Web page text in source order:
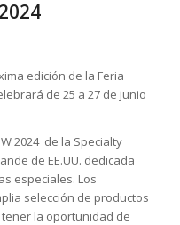
edición de la Feria
de 25 a 27 de junio
2024 de la Specialty
de EE.UU. dedicada
especiales. Los
selección de productos
la oportunidad de